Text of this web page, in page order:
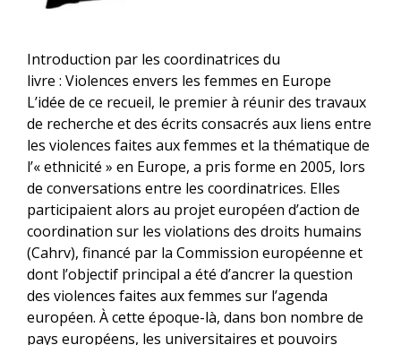
Introduction par les coordinatrices du
livre : Violences envers les femmes en Europe
L’idée de ce recueil, le premier à réunir des travaux
de recherche et des écrits consacrés aux liens entre
les violences faites aux femmes et la thématique de
l’« ethnicité » en Europe, a pris forme en 2005, lors
de conversations entre les coordinatrices. Elles
participaient alors au projet européen d’action de
coordination sur les violations des droits humains
(Cahrv), financé par la Commission européenne et
dont l’objectif principal a été d’ancrer la question
des violences faites aux femmes sur l’agenda
européen. À cette époque-là, dans bon nombre de
pays européens, les universitaires et pouvoirs